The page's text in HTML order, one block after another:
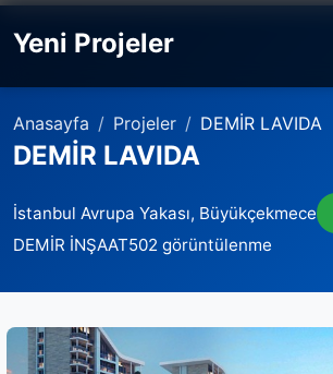
Yeni Projeler
Anasayfa Projeler DEMİR LAVIDA
DEMİR LAVIDA
İstanbul Avrupa Yakası, Büyükçekmece
DEMİR İNŞAAT502 görüntülenme